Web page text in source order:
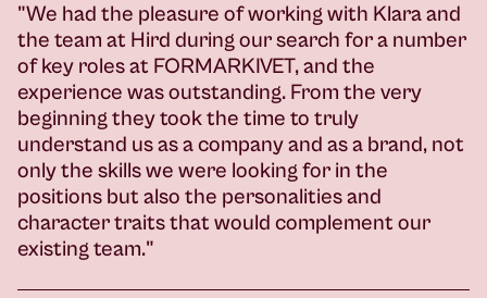
"We had the pleasure of working with Klara and
the team at Hird during our search for a number
of key roles at FORMARKIVET, and the
experience was outstanding. From the very
beginning they took the time to truly
understand us as a company and as a brand, not
only the skills we were looking for in the
positions but also the personalities and
character traits that would complement our
existing team."